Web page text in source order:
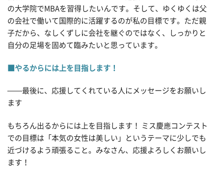
の大学院でMBAを習得したいんです。そして、ゆくゆくは父
の会社で働いて国際的に活躍するのが私の目標です。ただ親
子だから、なしくずしに会社を継ぐのではなく、しっかりと
自分の足場を固めて臨みたいと思っています。
■やるからには上を目指します！
——最後に、応援してくれている人にメッセージをお願いし
ます
もちろん出るからには上を目指します！ ミス慶應コンテスト
での目標は「本気の女性は美しい」というテーマに少しでも
近づけるよう頑張ること。みなさん、応援よろしくお願いし
ます！